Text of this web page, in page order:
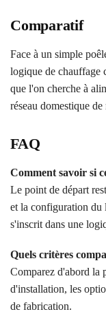
Comparatif
Face à un simple
logique de chauffage
que l'on cherche à
réseau domestique de
FAQ
Comment savoir si
Le point de départ
et la configuration du
s'inscrit dans une
Quels critères
Comparez d'abord la
d'installation, les
de fabrication.